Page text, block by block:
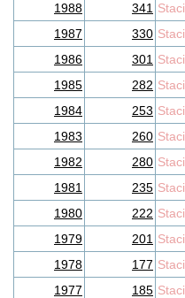
1988
341
1987
330
1986
301
1985
282
1984
253
1983
260
1982
280
1981
235
1980
222
1979
201
1978
177
1977
185